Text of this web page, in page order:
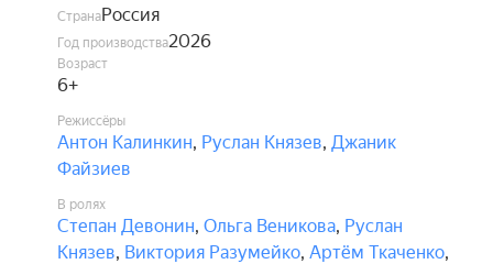
СтранаРоссия
Год производства2026
Возраст
6+
Режиссёры
Антон Калинкин, Руслан Князев, Джаник
Файзиев
В ролях
Степан Девонин, Ольга Веникова, Руслан
Князев, Виктория Разумейко, Артём Ткаченко,